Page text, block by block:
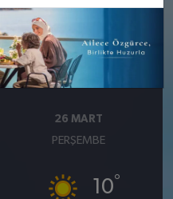
Rüzgar: 11 km/h
Yağış Olasılığı: %89
26 MART
PERŞEMBE
10°